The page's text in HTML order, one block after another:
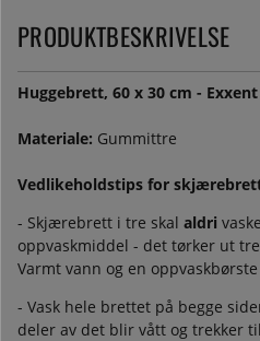
PRODUKTBESKRIVELSE
Huggebrett, 60 x 30 cm - Exxent
Materiale: Gummittre
Vedlikeholdstips for
- Skjærebrett i tre skal aldri
oppvaskmiddel - det tørker ut
Varmt vann og en
- Vask hele brettet på begge
deler av det blir vått og trekker